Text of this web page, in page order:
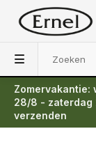
Zomervakantie:
28/8 - zaterdag
verzenden
Terug